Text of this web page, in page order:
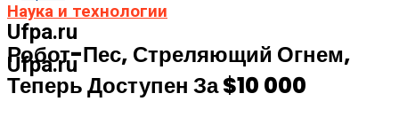
Ufpa.ru
Ufpa.ru
Наука и технологии
Робот-Пес, Стреляющий Огнем,
Теперь Доступен За $10 000